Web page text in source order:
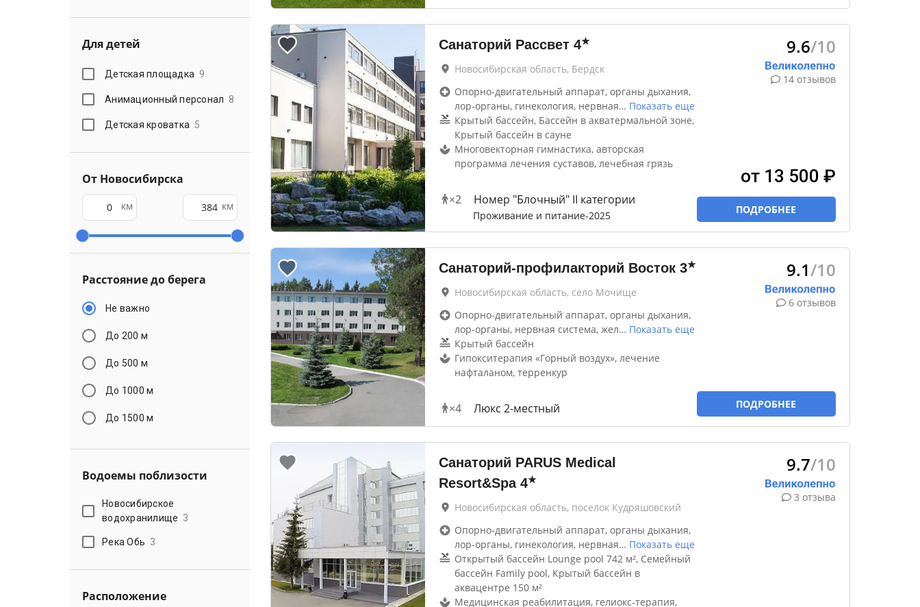
Для детей
Детская площадка 9
Анимационный персонал 8
Детская кроватка 5
От Новосибирска
км км
Расстояние до берега
Не важно
До 200 м
До 500 м
До 1000 м
До 1500 м
Водоемы поблизости
Новосибирское
водохранилище 3
Река Обь 3
Расположение
Санаторий Рассвет 4★
Новосибирская область, Бердск
Опорно-двигательный аппарат, органы дыхания,
лор-органы, гинекология, нервная… Показать еще
Крытый бассейн, Бассейн в акватермальной зоне,
Крытый бассейн в сауне
Многовекторная гимнастика, авторская
программа лечения суставов, лечебная грязь
×2 Номер "Блочный" II категории
Проживание и питание-2025
9.6/10
14 отзывов
от 13 500 ₽
ПОДРОБНЕЕ
Санаторий-профилакторий Восток 3★
Новосибирская область, село Мочище
Опорно-двигательный аппарат, органы дыхания,
лор-органы, нервная система, жел… Показать еще
Крытый бассейн
Гипокситерапия «Горный воздух», лечение
нафталаном, терренкур
×4 Люкс 2-местный
9.1/10
6 отзывов
ПОДРОБНЕЕ
Санаторий PARUS Medical
Resort&Spa 4★
Новосибирская область, поселок Кудряшовский
Опорно-двигательный аппарат, органы дыхания,
лор-органы, гинекология, нервная… Показать еще
Открытый бассейн Lounge pool 742 м², Семейный
бассейн Family pool, Крытый бассейн в
аквацентре 150 м²
Медицинская реабилитация, гелиокс-терапия,
9.7/10
3 отзыва